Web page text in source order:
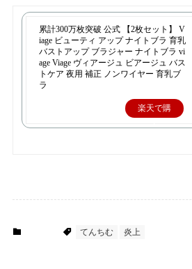
累計300万枚突破 公式 【2枚セット】 V
iage ビューティ アップ ナイトブラ 育乳
バストアップ ブラジャー ナイトブラ vi
age Viage ヴィアージュ ビアージュ バス
トケア 夜用 補正 ノンワイヤー 育乳ブ
ラ
楽天で購
入
てんちむ 炎上